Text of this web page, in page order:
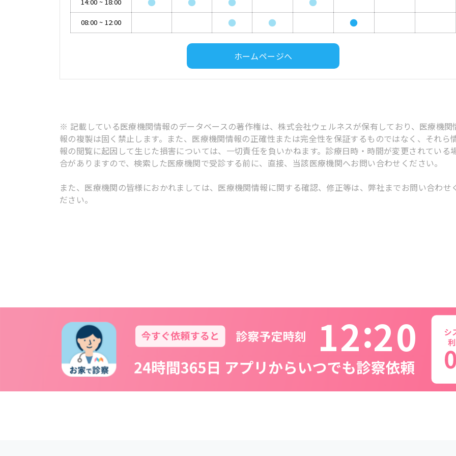
08:00 ~ 12:00 ● ● ●
ホームページへ
※ 記載している医療機関情報のデータベースの著作権は、株式会社ウェルネスが保有しており、医療機関
報の複製は固く禁止します。また、医療機関情報の正確性または完全性を保証するものではなく、それら
報の閲覧に起因して生じた損害については、一切責任を負いかねます。診療日時・時間が変更されている
合がありますので、検索した医療機関で受診する前に、直接、当該医療機関へお問い合わせください。
また、医療機関の皆様におかれましては、医療機関情報に関する確認、修正等は、弊社までお問い合わせ
ださい。
12 20